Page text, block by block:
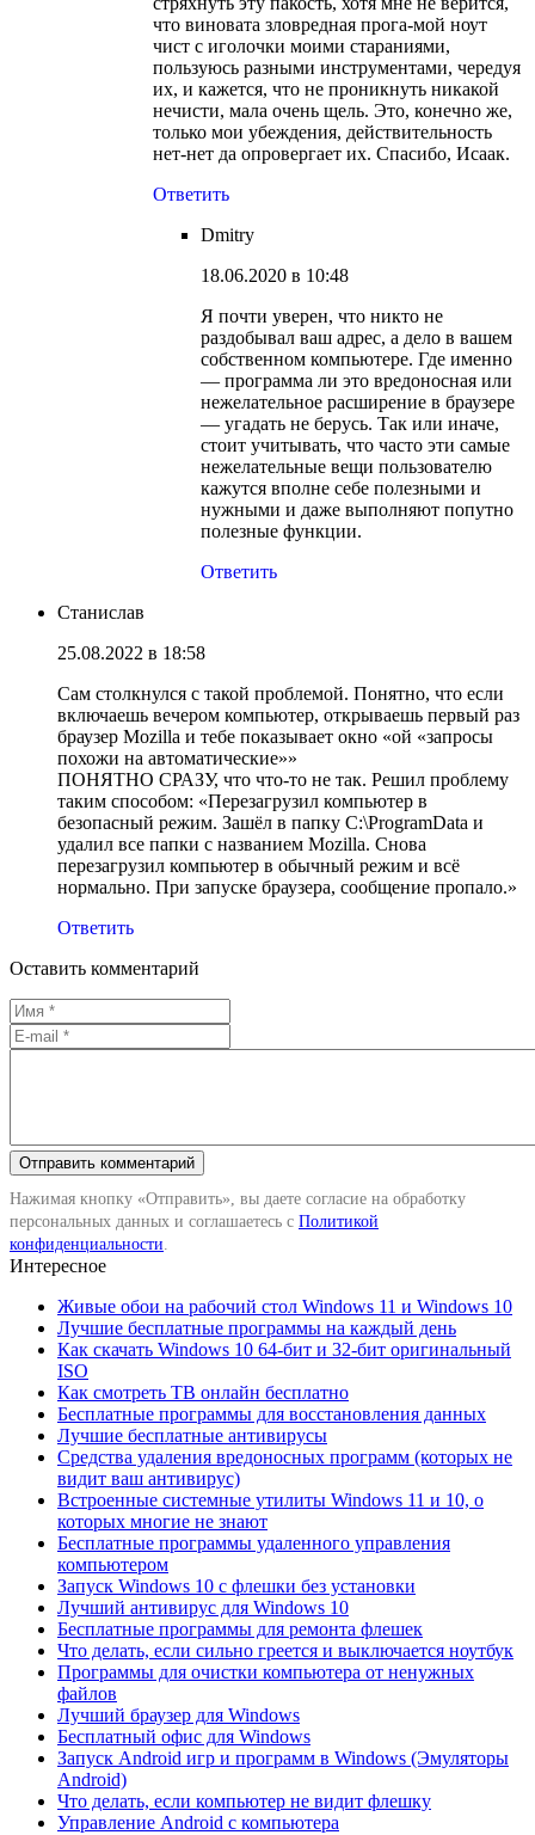
что виновата зловредная прога-мой ноут
чист с иголочки моими стараниями,
пользуюсь разными инструментами, чередуя
их, и кажется, что не проникнуть никакой
нечисти, мала очень щель. Это, конечно же,
только мои убеждения, действительность
нет-нет да опровергает их. Спасибо, Исаак.
Ответить
Dmitry
18.06.2020 в 10:48
Я почти уверен, что никто не
раздобывал ваш адрес, а дело в вашем
собственном компьютере. Где именно
— программа ли это вредоносная или
нежелательное расширение в браузере
— угадать не берусь. Так или иначе,
стоит учитывать, что часто эти самые
нежелательные вещи пользователю
кажутся вполне себе полезными и
нужными и даже выполняют попутно
полезные функции.
Ответить
Станислав
25.08.2022 в 18:58
Сам столкнулся с такой проблемой. Понятно, что если
включаешь вечером компьютер, открываешь первый раз
браузер Mozilla и тебе показывает окно «ой «запросы
похожи на автоматические»»
ПОНЯТНО СРАЗУ, что что-то не так. Решил проблему
таким способом: «Перезагрузил компьютер в
безопасный режим. Зашёл в папку C:\ProgramData и
удалил все папки с названием Mozilla. Снова
перезагрузил компьютер в обычный режим и всё
нормально. При запуске браузера, сообщение пропало.»
Ответить
Оставить комментарий
Нажимая кнопку «Отправить», вы даете согласие на обработку
персональных данных и соглашаетесь с Политикой
конфиденциальности.
Интересное
Живые обои на рабочий стол Windows 11 и Windows 10
Лучшие бесплатные программы на каждый день
Как скачать Windows 10 64-бит и 32-бит оригинальный
ISO
Как смотреть ТВ онлайн бесплатно
Бесплатные программы для восстановления данных
Лучшие бесплатные антивирусы
Средства удаления вредоносных программ (которых не
видит ваш антивирус)
Встроенные системные утилиты Windows 11 и 10, о
которых многие не знают
Бесплатные программы удаленного управления
компьютером
Запуск Windows 10 с флешки без установки
Лучший антивирус для Windows 10
Бесплатные программы для ремонта флешек
Что делать, если сильно греется и выключается ноутбук
Программы для очистки компьютера от ненужных
файлов
Лучший браузер для Windows
Бесплатный офис для Windows
Запуск Android игр и программ в Windows (Эмуляторы
Android)
Что делать, если компьютер не видит флешку
Управление Android с компьютера